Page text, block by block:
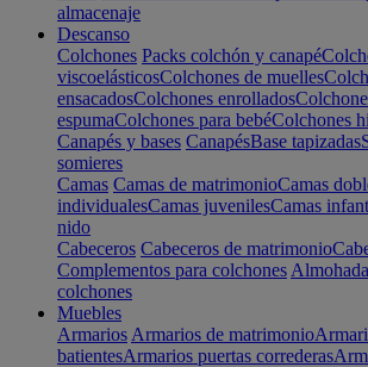
almacenaje
Descanso
Colchones Packs colchón y canapé
viscoelásticosColchones de muelles
ensacadosColchones enrollados
espumaColchones para bebéColchones
Canapés y bases CanapésBase tapizadas
somieres
Camas Camas de matrimonioCamas
individualesCamas juvenilesCamas
nido
Cabeceros Cabeceros de matrimonio
Complementos para colchones
colchones
Muebles
Armarios Armarios de matrimonio
batientesArmarios puertas correderas